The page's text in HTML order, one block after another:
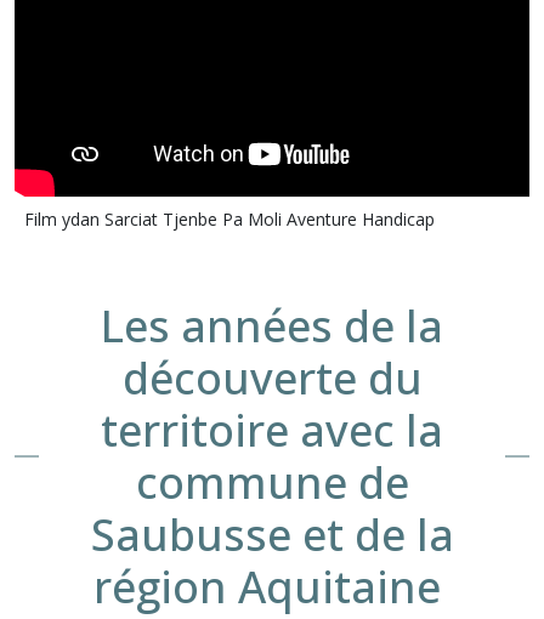
Film ydan Sarciat Tjenbe Pa Moli Aventure Handicap
Les années de la
découverte du
territoire avec la
commune de
Saubusse et de la
région Aquitaine